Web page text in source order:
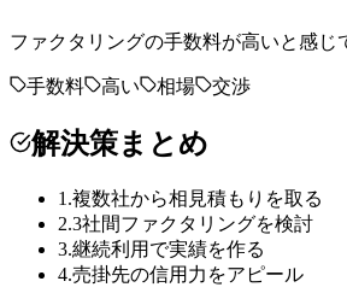
ファクタリングの手数料が高いと感
手数料 高い 相場 交渉
解決策まとめ
1 .複数社から相見積もりを取る
2.3社間ファクタリングを検討
3.継続利用で実績を作る
4.売掛先の信用力をアピール